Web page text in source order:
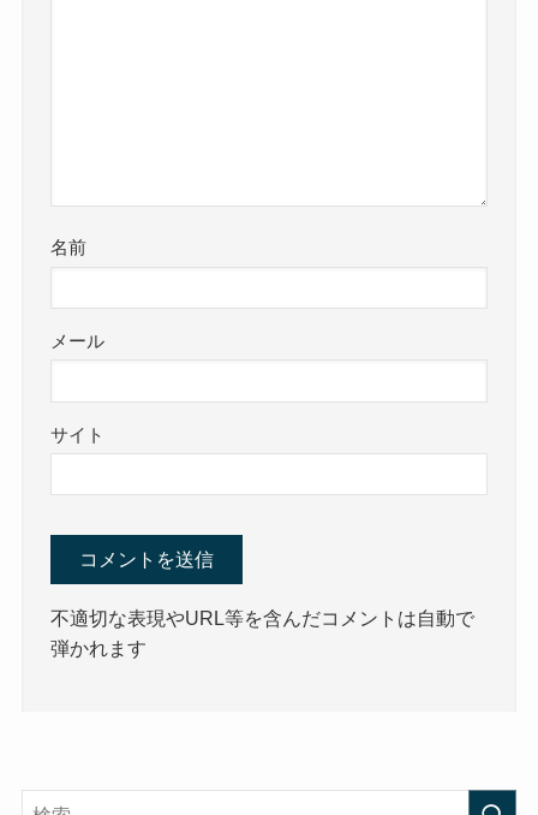
名前
メール
サイト
不適切な表現やURL等を含んだコメントは自動で
弾かれます